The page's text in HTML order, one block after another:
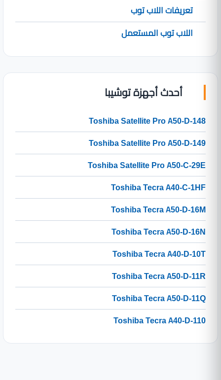
تعريفات اللاب توب
اللاب توب المستعمل
أحدث أجهزة توشيبا
Toshiba Satellite Pro A50-D-148
Toshiba Satellite Pro A50-D-149
Toshiba Satellite Pro A50-C-29E
Toshiba Tecra A40-C-1HF
Toshiba Tecra A50-D-16M
Toshiba Tecra A50-D-16N
Toshiba Tecra A40-D-10T
Toshiba Tecra A50-D-11R
Toshiba Tecra A50-D-11Q
Toshiba Tecra A40-D-110